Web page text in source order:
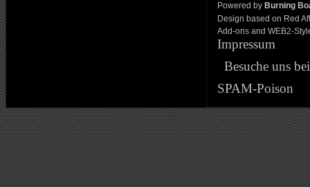
Powered by Burning
Design based on Red
Add-ons and WEB2-
Impressum
Besuche uns
SPAM-Poison